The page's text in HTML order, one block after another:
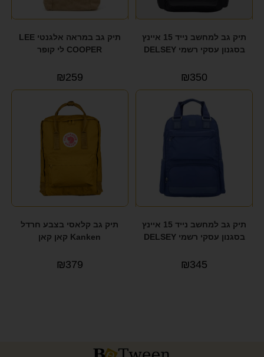
תיק גב למחשב נייד 15 איינץ
בסגנון עסקי רשמי DELSEY
₪350
תיק גב במראה אלגנטי LEE
COOPER לי קופר
₪259
תיק גב למחשב נייד 15 איינץ
בסגנון עסקי רשמי DELSEY
₪345
תיק גב קלאסי בצבע חרדל
Kanken קאן קאן
₪379